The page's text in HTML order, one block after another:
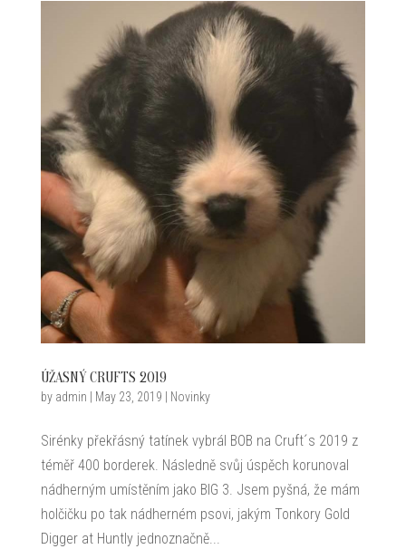
ÚŽASNÝ CRUFTS 2019
by admin May 23, 2019 Novinky
Sirénky překřásný tatínek vybrál BOB na Cruft´s 2019 z
téměř 400 borderek. Následně svůj úspěch korunoval
nádherným umístěním jako BIG 3. Jsem pyšná, že mám
holčičku po tak nádherném psovi, jakým Tonkory Gold
Digger at Huntly jednoznačně...